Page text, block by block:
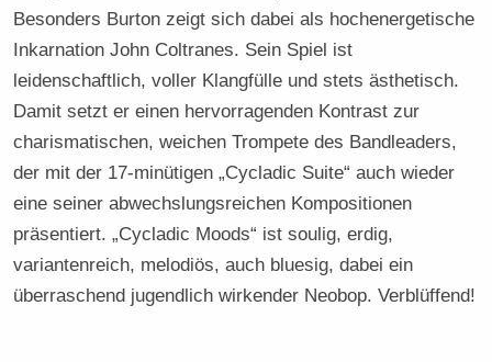
Besonders Burton zeigt sich dabei als hochenergetische
Inkarnation John Coltranes. Sein Spiel ist
leidenschaftlich, voller Klangfülle und stets ästhetisch.
Damit setzt er einen hervorragenden Kontrast zur
charismatischen, weichen Trompete des Bandleaders,
der mit der 17-minütigen „Cycladic Suite“ auch wieder
eine seiner abwechslungsreichen Kompositionen
präsentiert. „Cycladic Moods“ ist soulig, erdig,
variantenreich, melodiös, auch bluesig, dabei ein
überraschend jugendlich wirkender Neobop. Verblüffend!